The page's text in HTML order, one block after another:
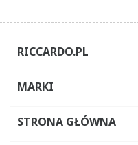
RICCARDO.PL
MARKI
STRONA GŁÓWNA